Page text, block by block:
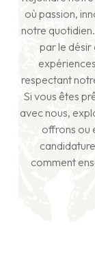
où passion,
notre
par le désir
respectant
Si vous êtes
avec nous,
offrons ou
comment